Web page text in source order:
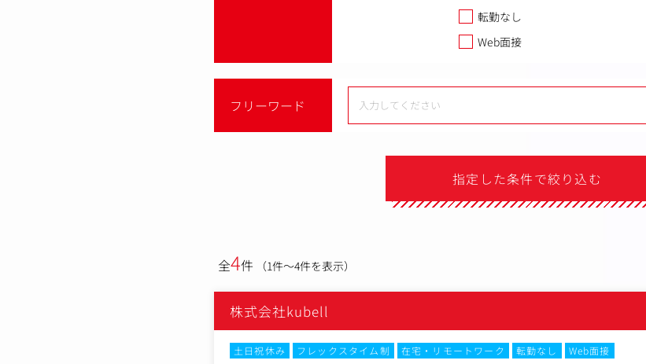
転勤なし
Web面接
フリーワード
指定した条件で絞り込む
全4件 （1件～4件を表示）
株式会社kubell
土日祝休み フレックスタイム制 在宅・リモートワーク 転勤なし
Web面接